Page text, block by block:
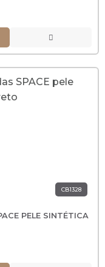
CB1328
PELE SINTÉTICA